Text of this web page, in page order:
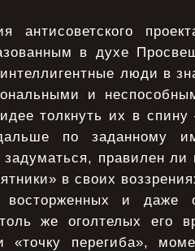
антисоветского
в духе
люди в
и
толкнуть их в
по заданному
задуматься, правилен
в своих
и даже
же оголтелых его
«точку перегиба»,